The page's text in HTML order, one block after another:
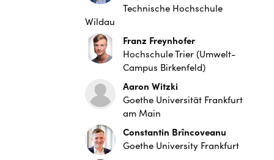
Technische Hochschule
Wildau
Franz Freynhofer
Hochschule Trier (Umwelt-
Campus Birkenfeld)
Aaron Witzki
Goethe Universität Frankfurt
am Main
Constantin Brîncoveanu
Goethe University Frankfurt